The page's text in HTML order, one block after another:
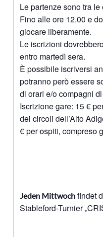
Le partenze sono tra
Fino alle ore 12.00 e
giocare liberamente.
Le iscrizioni
entro martedì sera.
È possibile iscriversi
potranno però essere
di orari e/o compagni
Iscrizione gare: 15 €
dei circoli dell’Alto
€ per ospiti, compreso
Jeden Mittwochfindet
Stableford-Turnier